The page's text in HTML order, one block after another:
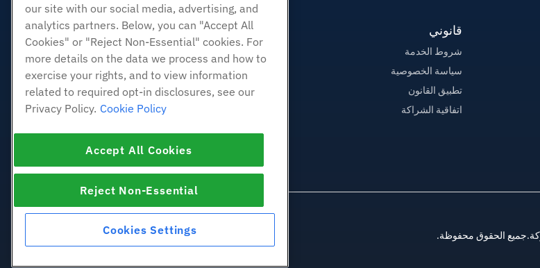
قانوني
شروط الخدمة
سياسة الخصوصية
تطبيق القانون
اتفاقية الشراكة
our site with our social media, advertising, and
analytics partners. Below, you can "Accept All
Cookies" or "Reject Non-Essential" cookies. For
more details on the data we process and how to
exercise your rights, and to view information
related to required opt-in disclosures, see our
Privacy Policy. Cookie Policy
Accept All Cookies
Reject Non-Essential
Cookies Settings